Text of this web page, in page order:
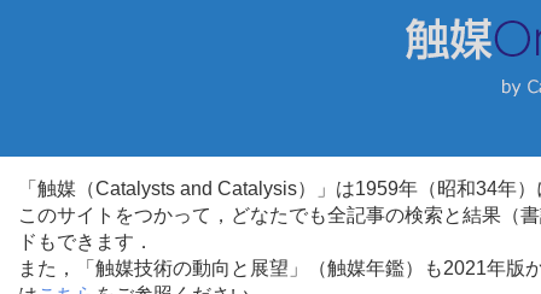
「触媒（Catalysts and Catalysis）」は1959年（昭和34年
このサイトをつかって，どなたでも全記事の検索と結果（
ドもできます．
また，「触媒技術の動向と展望」（触媒年鑑）も2021年